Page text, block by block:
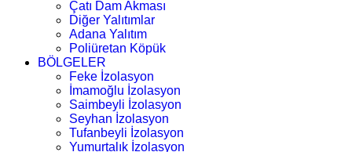
Çatı Dam Akması
Diğer Yalıtımlar
Adana Yalıtım
Poliüretan Köpük
BÖLGELER
Feke İzolasyon
İmamoğlu İzolasyon
Saimbeyli İzolasyon
Seyhan İzolasyon
Tufanbeyli İzolasyon
Yumurtalık İzolasyon